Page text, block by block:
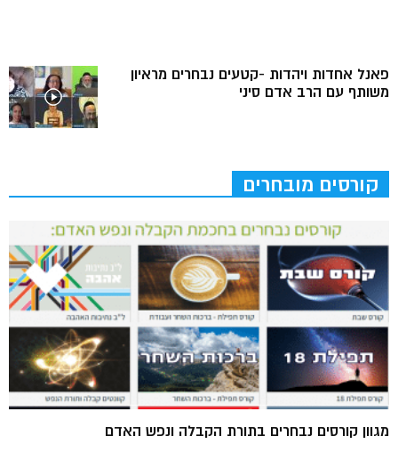
פאנל אחדות ויהדות -קטעים נבחרים מראיון
משותף עם הרב אדם סיני
קורסים מובחרים
מגוון קורסים נבחרים בתורת הקבלה ונפש האדם